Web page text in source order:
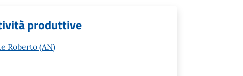
produttive
Roberto (AN)